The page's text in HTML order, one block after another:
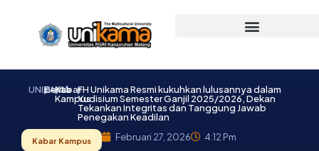
UNIKAMA
Berita
Kabar
Kampus
FH Unikama Resmi kukuhkan lulusannya dalam
Yudisium Semester Ganjil 2025/2026, Dekan
Tekankan Integritas dan Tanggung Jawab
Penegakan Keadilan
Kabar Kampus Februari 27, 2026 4:12 Pm